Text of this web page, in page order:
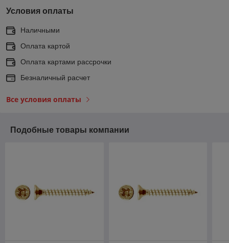
Условия оплаты
Наличными
Оплата картой
Оплата картами рассрочки
Безналичный расчет
Все условия оплаты
Подобные товары компании